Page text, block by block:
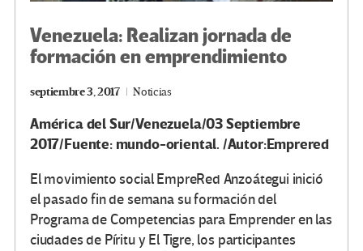
Venezuela: Realizan jornada de
formación en emprendimiento
septiembre 3, 2017 Noticias
América del Sur/Venezuela/03 Septiembre
2017/Fuente: mundo-oriental. /Autor:Emprered
El movimiento social EmpreRed Anzoátegui inició
el pasado fin de semana su formación del
Programa de Competencias para Emprender en las
ciudades de Píritu y El Tigre, los participantes